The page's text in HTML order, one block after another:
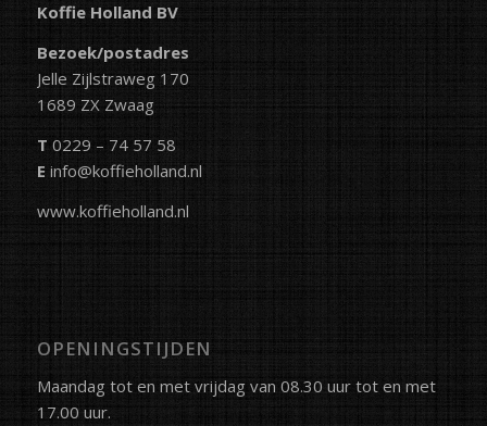
Koffie Holland BV
Bezoek/postadres
Jelle Zijlstraweg 170
1689 ZX Zwaag
T 0229 – 74 57 58
E info@koffieholland.nl
www.koffieholland.nl
OPENINGSTIJDEN
Maandag tot en met vrijdag van 08.30 uur tot en met
17.00 uur.